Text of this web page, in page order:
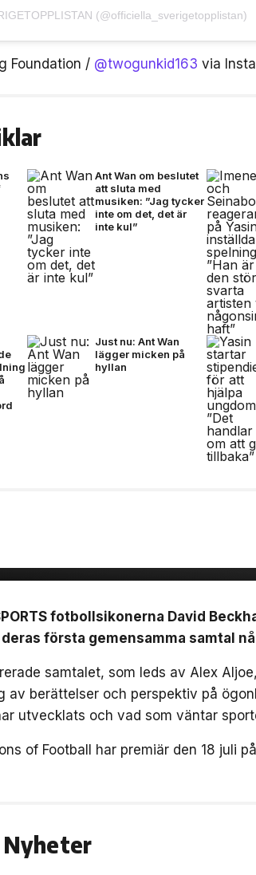
(@officiella_sverigetopplistan)
Foundation / @twogunkid163 via
Ant Wan om beslutet
att sluta med
musiken: ”Jag tycker
inte om det, det är
inte kul”
Just nu: Ant Wan
lägger micken på
hyllan
fotbollsikonerna David
första gemensamma samtal
samtalet, som leds av Alex
av berättelser och perspektiv på
utvecklats och vad som väntar
of Football har premiär den 18 juli